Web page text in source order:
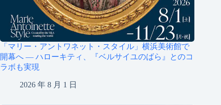
「マリー・アントワネット・スタイル」横浜美術館で
開幕へ ― ハローキティ、『ベルサイユのばら』とのコ
ラボも実現
2026 年 8 月 1 日